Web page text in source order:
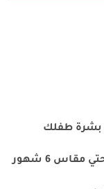
6 شهور